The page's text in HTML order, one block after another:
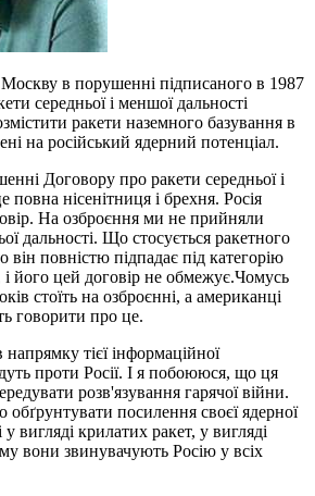
в порушенні підписаного в 1987
середньої і меншої дальності
ракети наземного базування в
на російський ядерний потенціал.
Договору про ракети середньої і
нісенітниця і брехня. Росія
На озброєння ми не прийняли
дальності. Що стосується ракетного
він повністю підпадає під категорію
і його цей договір не обмежує.Чомусь
стоїть на озброєнні, а американці
говорити про це.
напрямку тієї інформаційної
проти Росії. І я побоююся, що ця
розв'язування гарячої війни.
посилення своєї ядерної
вигляді крилатих ракет, у вигляді
вони звинувачують Росію у всіх